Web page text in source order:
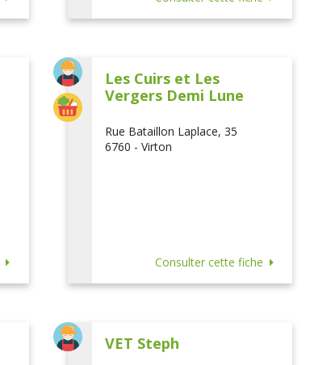
Les Cuirs et Les
Vergers Demi Lune
Rue Bataillon Laplace, 35
6760 - Virton
Consulter cette fiche
VET Steph